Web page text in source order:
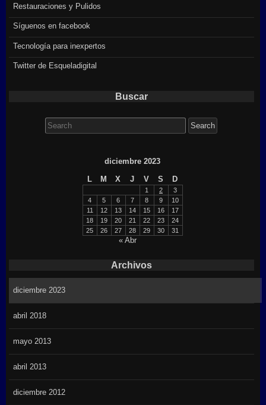
Restauraciones y Pulidos
Síguenos en facebook
Tecnología para inexpertos
Twitter de Esqueladigital
Buscar
for:
diciembre 2023
L
M X J V S D
1 2
3
4
5 6 7 8 9
10
11
12 13 14 15 16
17
18
19 20 21 22 23
24
25
26 27 28 29 30 31
« Abr
Archivos
diciembre 2023
abril 2018
mayo 2013
abril 2013
diciembre 2012